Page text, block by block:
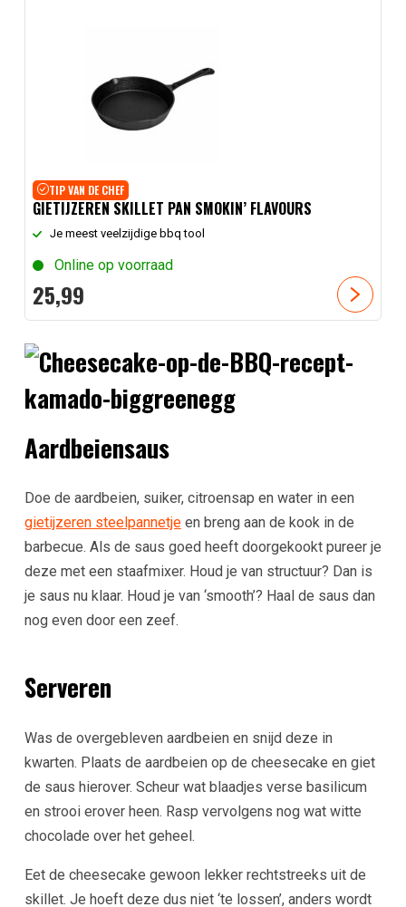
TIP VAN DE CHEF
GIETIJZEREN SKILLET PAN SMOKIN’ FLAVOURS
Je meest veelzijdige bbq tool
Online op voorraad
25,99
Aardbeiensaus
Doe de aardbeien, suiker, citroensap en water in een
gietijzeren steelpannetjeen breng aan de kook in de
barbecue. Als de saus goed heeft doorgekookt pureer je
deze met een staafmixer. Houd je van structuur? Dan is
je saus nu klaar. Houd je van ‘smooth’? Haal de saus dan
nog even door een zeef.
Serveren
Was de overgebleven aardbeien en snijd deze in
kwarten. Plaats de aardbeien op de cheesecake en giet
de saus hierover. Scheur wat blaadjes verse basilicum
en strooi erover heen. Rasp vervolgens nog wat witte
chocolade over het geheel.
Eet de cheesecake gewoon lekker rechtstreeks uit de
skillet. Je hoeft deze dus niet ‘te lossen’, anders wordt